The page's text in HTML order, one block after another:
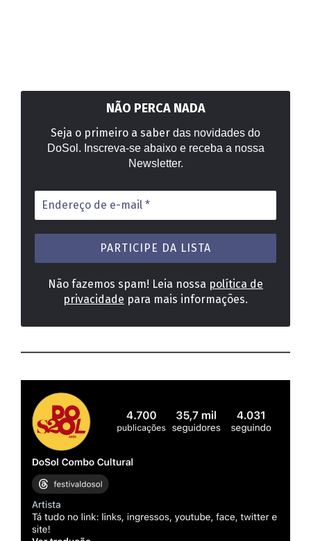
NÃO PERCA NADA
Seja o primeiro a saber das novidades do
DoSol. Inscreva-se abaixo e receba a nossa
Newsletter.
Endereço
de
e-
mail
Não fazemos spam! Leia nossa política de
privacidade para mais informações.